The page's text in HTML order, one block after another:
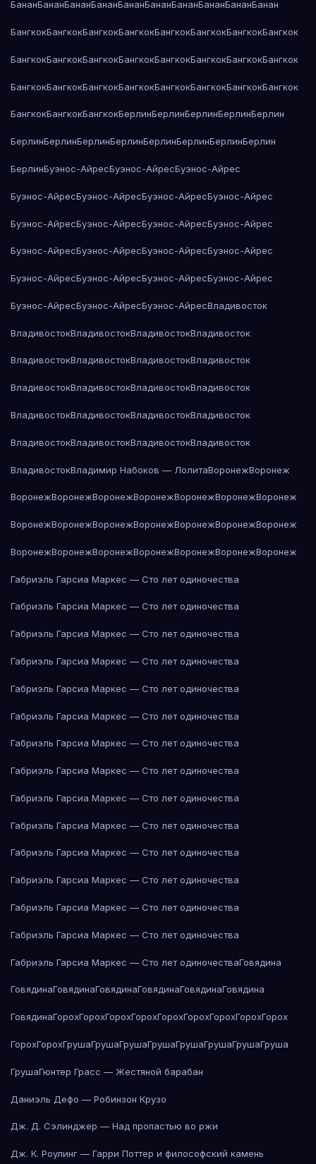
БананБананБананБананБананБананБананБананБананБанан
БангкокБангкокБангкокБангкокБангкокБангкокБангкокБангкок
БангкокБангкокБангкокБангкокБангкокБангкокБангкокБангкок
БангкокБангкокБангкокБангкокБангкокБангкокБангкокБангкок
БангкокБангкокБангкокБерлинБерлинБерлинБерлинБерлин
БерлинБерлинБерлинБерлинБерлинБерлинБерлинБерлин
БерлинБуэнос-АйресБуэнос-АйресБуэнос-Айрес
Буэнос-АйресБуэнос-АйресБуэнос-АйресБуэнос-Айрес
Буэнос-АйресБуэнос-АйресБуэнос-АйресБуэнос-Айрес
Буэнос-АйресБуэнос-АйресБуэнос-АйресБуэнос-Айрес
Буэнос-АйресБуэнос-АйресБуэнос-АйресБуэнос-Айрес
Буэнос-АйресБуэнос-АйресБуэнос-АйресВладивосток
ВладивостокВладивостокВладивостокВладивосток
ВладивостокВладивостокВладивостокВладивосток
ВладивостокВладивостокВладивостокВладивосток
ВладивостокВладивостокВладивостокВладивосток
ВладивостокВладивостокВладивостокВладивосток
ВладивостокВладимир Набоков — ЛолитаВоронежВоронеж
ВоронежВоронежВоронежВоронежВоронежВоронежВоронеж
ВоронежВоронежВоронежВоронежВоронежВоронежВоронеж
ВоронежВоронежВоронежВоронежВоронежВоронежВоронеж
Габриэль Гарсиа Маркес — Сто лет одиночества
Габриэль Гарсиа Маркес — Сто лет одиночества
Габриэль Гарсиа Маркес — Сто лет одиночества
Габриэль Гарсиа Маркес — Сто лет одиночества
Габриэль Гарсиа Маркес — Сто лет одиночества
Габриэль Гарсиа Маркес — Сто лет одиночества
Габриэль Гарсиа Маркес — Сто лет одиночества
Габриэль Гарсиа Маркес — Сто лет одиночества
Габриэль Гарсиа Маркес — Сто лет одиночества
Габриэль Гарсиа Маркес — Сто лет одиночества
Габриэль Гарсиа Маркес — Сто лет одиночества
Габриэль Гарсиа Маркес — Сто лет одиночества
Габриэль Гарсиа Маркес — Сто лет одиночества
Габриэль Гарсиа Маркес — Сто лет одиночества
Габриэль Гарсиа Маркес — Сто лет одиночестваГовядина
ГовядинаГовядинаГовядинаГовядинаГовядинаГовядина
ГовядинаГорохГорохГорохГорохГорохГорохГорохГорохГорох
ГорохГорохГрушаГрушаГрушаГрушаГрушаГрушаГрушаГруша
ГрушаГюнтер Грасс — Жестяной барабан
Даниэль Дефо — Робинзон Крузо
Дж. Д. Сэлинджер — Над пропастью во ржи
Дж. К. Роулинг — Гарри Поттер и философский камень